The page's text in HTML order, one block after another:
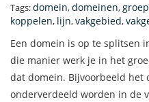
Tags:domein,domeinen,
koppelen, lijn,vakgebied,
Een domein is op te splitsen
die manier werk je in het
dat domein. Bijvoorbeeld het
onderverdeeld worden in de